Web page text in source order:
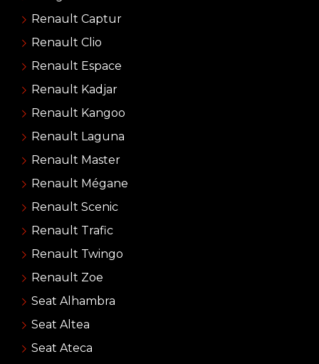
Renault Captur
Renault Clio
Renault Espace
Renault Kadjar
Renault Kangoo
Renault Laguna
Renault Master
Renault Mégane
Renault Scenic
Renault Trafic
Renault Twingo
Renault Zoe
Seat Alhambra
Seat Altea
Seat Ateca